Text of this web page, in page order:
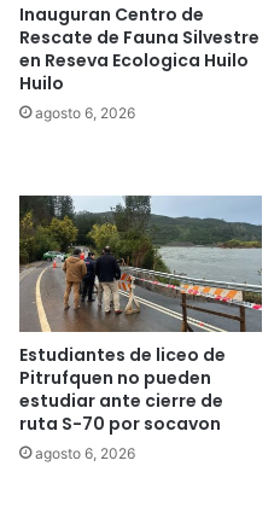
Inauguran Centro de
Rescate de Fauna Silvestre
en Reseva Ecologica Huilo
Huilo
agosto 6, 2026
Estudiantes de liceo de
Pitrufquen no pueden
estudiar ante cierre de
ruta S-70 por socavon
agosto 6, 2026